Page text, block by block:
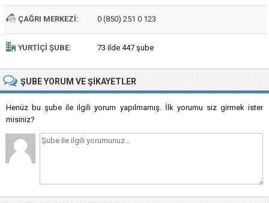
ÇAĞRI MERKEZI: 0 (850) 251 0 123
YURTIÇI ŞUBE: 73 ilde 447 şube
ŞUBEYORUM VE ŞIKAYETLER
Henüz bu şube ile ilgili yorum yapılmamış. İlk yorumu siz girmek ister
misiniz?